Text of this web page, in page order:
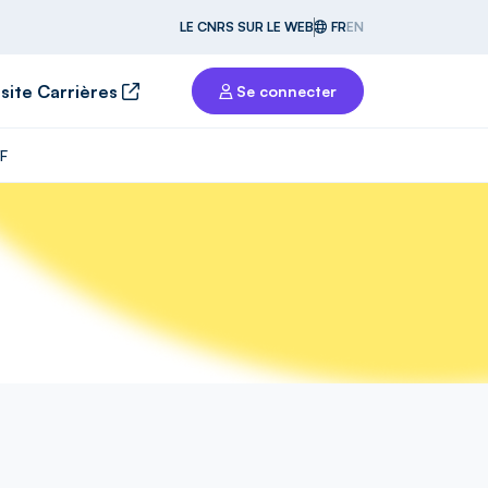
LE CNRS SUR LE WEB FREN
Carrières Se connecter